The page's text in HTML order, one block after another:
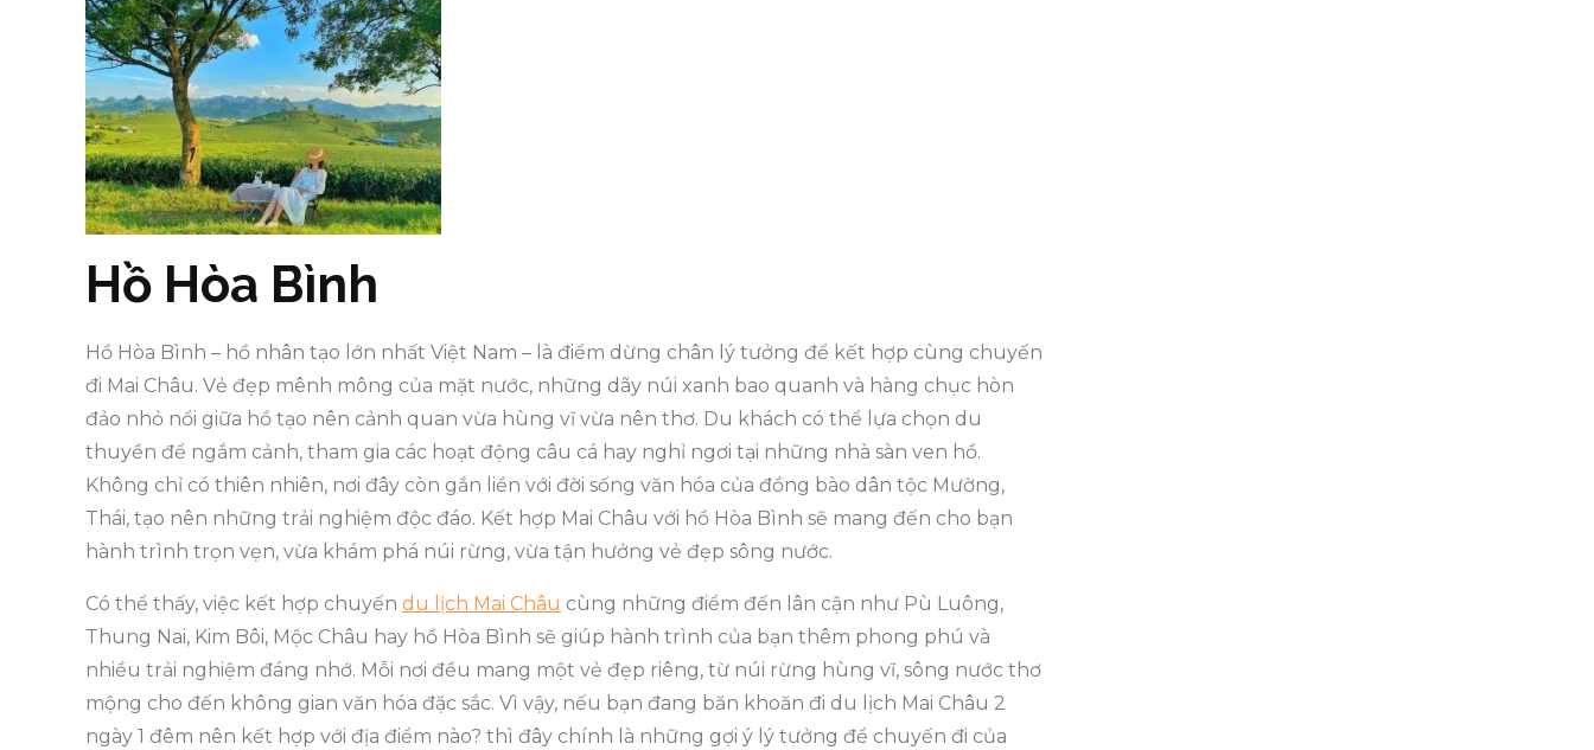
Hồ Hòa Bình
Hồ Hòa Bình – hồ nhân tạo lớn nhất Việt Nam – là điểm dừng chân lý tưởng để kết hợp cùng chuyến
đi Mai Châu. Vẻ đẹp mênh mông của mặt nước, những dãy núi xanh bao quanh và hàng chục hòn
đảo nhỏ nổi giữa hồ tạo nên cảnh quan vừa hùng vĩ vừa nên thơ. Du khách có thể lựa chọn du
thuyền để ngắm cảnh, tham gia các hoạt động câu cá hay nghỉ ngơi tại những nhà sàn ven hồ.
Không chỉ có thiên nhiên, nơi đây còn gắn liền với đời sống văn hóa của đồng bào dân tộc Mường,
Thái, tạo nên những trải nghiệm độc đáo. Kết hợp Mai Châu với hồ Hòa Bình sẽ mang đến cho bạn
hành trình trọn vẹn, vừa khám phá núi rừng, vừa tận hưởng vẻ đẹp sông nước.
Có thể thấy, việc kết hợp chuyến du lịch Mai Châu cùng những điểm đến lân cận như Pù Luông,
Thung Nai, Kim Bôi, Mộc Châu hay hồ Hòa Bình sẽ giúp hành trình của bạn thêm phong phú và
nhiều trải nghiệm đáng nhớ. Mỗi nơi đều mang một vẻ đẹp riêng, từ núi rừng hùng vĩ, sông nước thơ
mộng cho đến không gian văn hóa đặc sắc. Vì vậy, nếu bạn đang băn khoăn đi du lịch Mai Châu 2
ngày 1 đêm nên kết hợp với địa điểm nào? thì đây chính là những gợi ý lý tưởng để chuyến đi của